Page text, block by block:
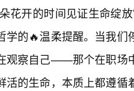
花开的时间见证生命绽
学的🔥温柔提醒。当我
观察自己——那个在职场
活的生命，本质上都遵